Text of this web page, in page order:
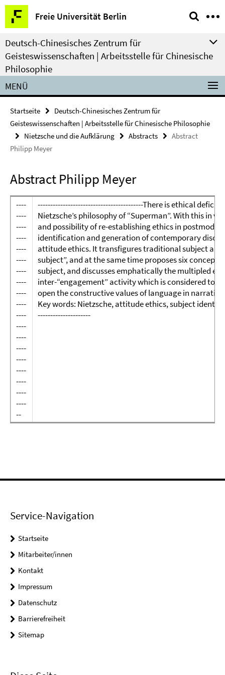
Springe
direkt
zu
Inhalt
Freie Universität Berlin
Service-
Navigation
Deutsch-Chinesisches Zentrum für
Geisteswissenschaften | Arbeitsstelle für Chinesische
Philosophie
MENÜ
Startseite
Deutsch-Chinesisches Zentrum für
Geisteswissenschaften | Arbeitsstelle für Chinesische Philosophie
Nietzsche und die Aufklärung
Abstracts
Abstract
Philipp Meyer
Abstract Philipp Meyer
----
----
----
----
----
----
----
----
----
----
----
----
----
----
----
----
----
----
----
--
------------------------------------------There is ethical
Nietzsche’s philosophy of “Superman”. With this in
and possibility of re-establishing ethics in
identification and generation of contemporary
attitude ethics. It transfigures traditional subject
subject”, and at the same time proposes six
subject, and discusses emphatically the multipled
inter-“engagement” activity which is considered to
open the constructive values of language in
Key words: Nietzsche, attitude ethics, subject
---------------------
Service-Navigation
Startseite
Mitarbeiter/innen
Kontakt
Impressum
Datenschutz
Barrierefreiheit
Sitemap